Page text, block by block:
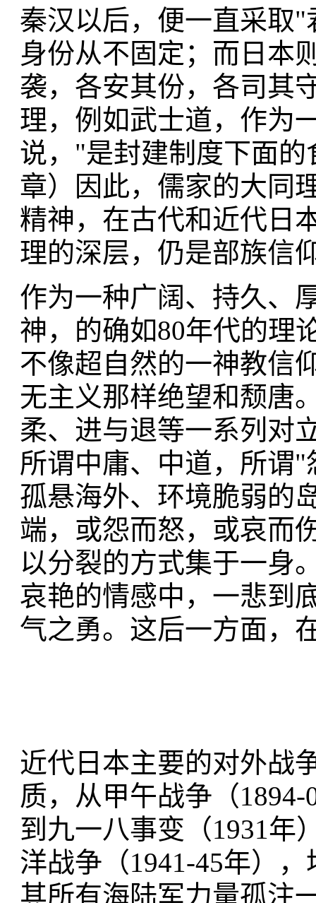
秦汉以后，便一直采取
身份从不固定；而日本
袭，各安其份，各司其
理，例如武士道，作为
说，"是封建制度下面
章）因此，儒家的大同
精神，在古代和近代日
理的深层，仍是部族信
作为一种广阔、持久、
神，的确如80年代的理
不像超自然的一神教信
无主义那样绝望和颓唐
柔、进与退等一系列对
所谓中庸、中道，所谓
孤悬海外、环境脆弱的
端，或怨而怒，或哀而
以分裂的方式集于一身
哀艳的情感中，一悲到
气之勇。这后一方面，
近代日本主要的对外战
质，从甲午战争（
到九一八事变（1931年
洋战争（1941-45年）
其所有海陆军力量孤注